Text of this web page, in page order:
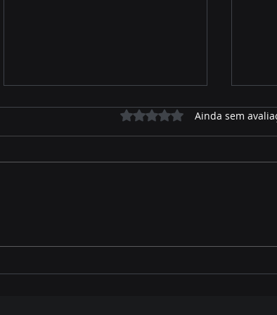
ano todo - Feliz dia dos
Avaliado com 0 de 5 estrelas.
Ainda sem